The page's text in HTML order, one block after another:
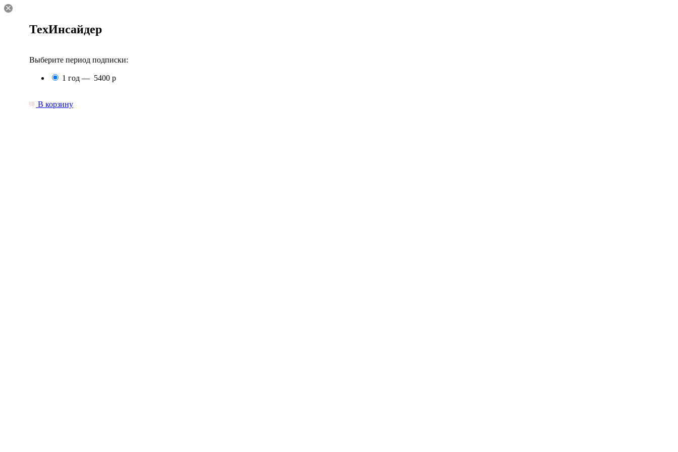
ТехИнсайдер
Выберите период подписки:
1 год — 5400 р
В корзину